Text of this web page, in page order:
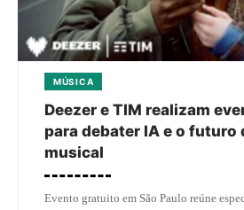
MÚSICA
Deezer e TIM realizam
para debater IA e o futuro
musical
Evento gratuito em São Paulo reúne